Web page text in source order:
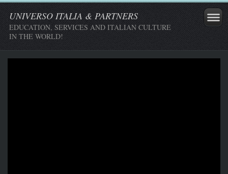
UNIVERSO ITALIA & PARTNERS
EDUCATION, SERVICES AND ITALIAN CULTURE
IN THE WORLD!